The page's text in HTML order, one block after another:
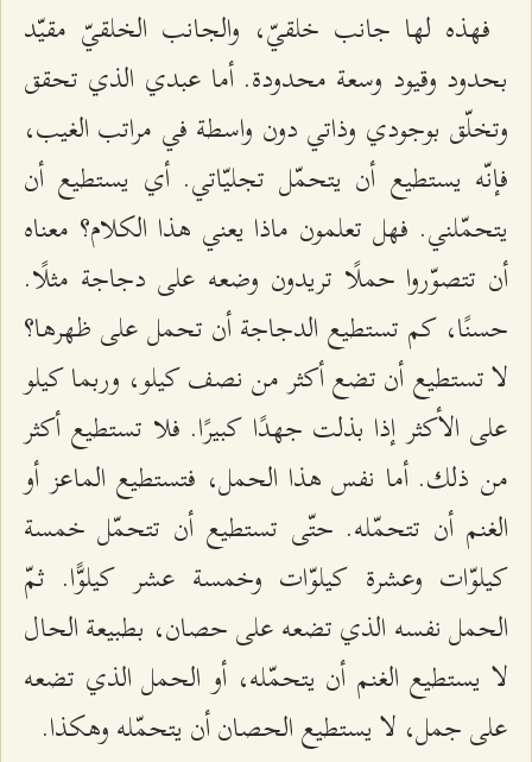
فهذه لها جانب خلقيّ، والجانب الخلقيّ مقيّد
بحدود وقيود وسعة محدودة. أما عبدي الذي تحقق
وتخلّق بوجودي وذاتي دون واسطة في مراتب الغيب،
فإنّه يستطيع أن يتحمّل تجليّاتي. أي يستطيع أن
يتحمّلني. فهل تعلمون ماذا يعني هذا الكلام؟ معناه
أن تتصوّروا حملًا تريدون وضعه على دجاجة مثلًا.
حسنًا، كم تستطيع الدجاجة أن تحمل على ظهرها؟
لا تستطيع أن تضع أكثر من نصف كيلو، وربما كيلو
على الأكثر إذا بذلت جهدًا كبيرًا. فلا تستطيع أكثر
من ذلك. أما نفس هذا الحمل، فتستطيع الماعز أو
الغنم أن تتحمّله. حتّى تستطيع أن تتحمّل خمسة
كيلوّات وعشرة كيلوّات وخمسة عشر كيلوًّا. ثمّ
الحمل نفسه الذي تضعه على حصان، بطبيعة الحال
لا يستطيع الغنم أن يتحمّله، أو الحمل الذي تضعه
على جمل، لا يستطيع الحصان أن يتحمّله وهكذا.